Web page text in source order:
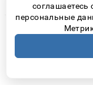
© 2026
персональные